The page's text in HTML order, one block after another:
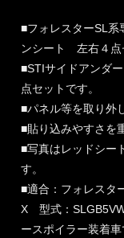
■フォレスターSL
ンシート 左右４点
■STIサイドアンダ
点セットです。
■パネル等を取り外
■貼り込みやすさを
■写真はレッドシー
す。
■適合：フォレス
X 型式：
ースポイラー装着車